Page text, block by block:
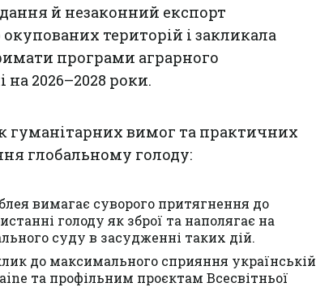
й незаконний експорт
територій і закликала
програми аграрного
2026–2028 роки.
гуманітарних вимог та практичних
глобальному голоду:
вимагає суворого притягнення до
голоду як зброї та наполягає на
суду в засудженні таких дій.
до максимального сприяння українській
та профільним проєктам Всесвітньої